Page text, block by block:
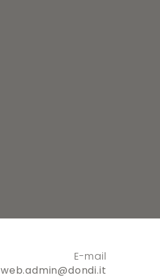
E-mail
web.admin@dondi.it